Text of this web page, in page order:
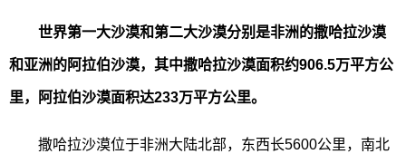
世界第一大沙漠和第二大沙漠分别是非洲的撒哈拉沙漠
和亚洲的阿拉伯沙漠，其中撒哈拉沙漠面积约906.5万平方公
里，阿拉伯沙漠面积达233万平方公里。
撒哈拉沙漠位于非洲大陆北部，东西长5600公里，南北